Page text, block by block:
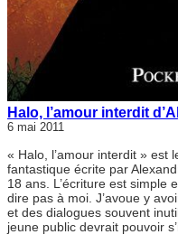
Halo, l’amour interdit
6 mai 2011
« Halo, l’amour interdit » est
fantastique écrite par
18 ans. L’écriture est simple
dire pas à moi. J’avoue y
et des dialogues souvent
jeune public devrait pouvoir